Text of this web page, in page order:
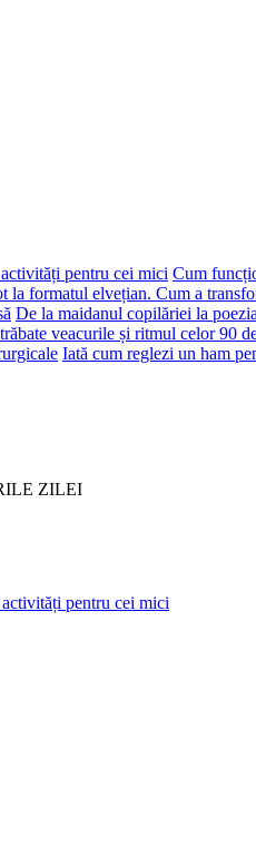
pentru cei mici Cum
formatul elvețian. Cum a
De la maidanul copilăriei la
veacurile și ritmul celor 90
Iată cum reglezi un ham
ZILEI
pentru cei mici